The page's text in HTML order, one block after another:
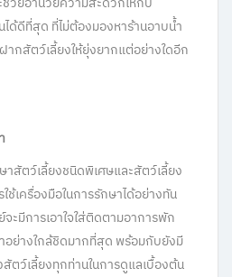
ได้ดีที่สุด ที่ไม่ต้องมองหาร้านอาบน้ำ
กสัตว์เลี้ยงให้ยุ่งยากแต่อย่างใดอีก
าสัตว์เลี้ยงชนิดพิเศษและสัตว์เลี้ยง
เครื่องมือในการรักษาได้อย่างทัน
มีการเอาใจใส่ติดตามอาการพัก
อย่างใกล้ชิดมากที่สุด พร้อมกับยังมี
ตว์เลี้ยงทุกท่านในการดูแลเบื้องต้น